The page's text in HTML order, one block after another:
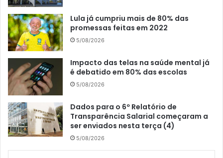
Lula já cumpriu mais de 80% das
promessas feitas em 2022
5/08/2026
Impacto das telas na saúde mental já
é debatido em 80% das escolas
5/08/2026
Dados para o 6º Relatório de
Transparência Salarial começaram a
ser enviados nesta terça (4)
5/08/2026